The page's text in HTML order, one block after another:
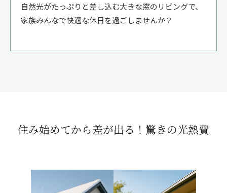
自然光がたっぷりと差し込む大きな窓のリビングで、
家族みんなで快適な休日を過ごしませんか？
住み始めてから差が出る！ 驚きの光熱費